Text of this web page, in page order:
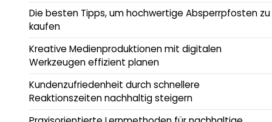
Die besten Tipps, um hochwertige Absperrpfosten zu
kaufen
Kreative Medienproduktionen mit digitalen
Werkzeugen effizient planen
Kundenzufriedenheit durch schnellere
Reaktionszeiten nachhaltig steigern